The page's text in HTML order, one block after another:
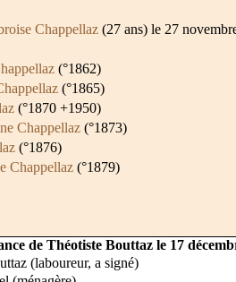
Chappellaz (27 ans) le 27
(°1862)
(°1865)
(°1870 +1950)
Chappellaz (°1873)
(°1876)
Chappellaz (°1879)
de Théotiste Bouttaz le 17
(laboureur, a signé)